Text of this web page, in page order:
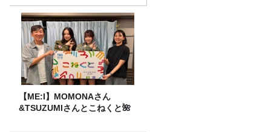
【ME:I】MOMONAさん
&TSUZUMIさんとこねくと🌺